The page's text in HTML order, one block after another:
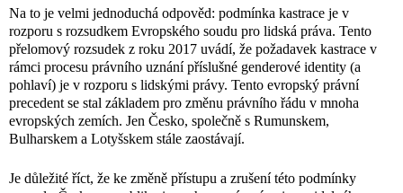
Na to je velmi jednoduchá odpověd: podmínka kastrace je v
rozporu s rozsudkem Evropského soudu pro lidská práva. Tento
přelomový rozsudek z roku 2017 uvádí, že požadavek kastrace v
rámci procesu právního uznání příslušné genderové identity (a
pohlaví) je v rozporu s lidskými právy. Tento evropský právní
precedent se stal základem pro změnu právního řádu v mnoha
evropských zemích. Jen Česko, společně s Rumunskem,
Bulharskem a Lotyšskem stále zaostávají.
Je důležité říct, že ke změně přístupu a zrušení této podmínky